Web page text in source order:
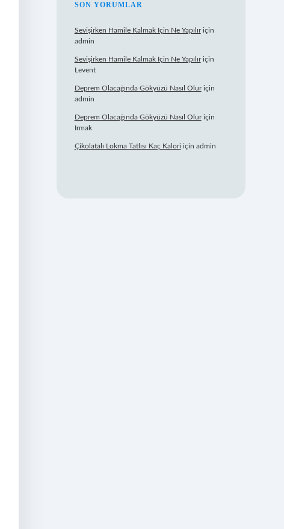
SON YORUMLAR
Sevişirken Hamile Kalmak Için Ne Yapılıriçin
admin
Sevişirken Hamile Kalmak Için Ne Yapılıriçin
Levent
Deprem Olacağında Gökyüzü Nasıl Oluriçin
admin
Deprem Olacağında Gökyüzü Nasıl Oluriçin
Irmak
Çikolatalı Lokma Tatlısı Kaç Kalori için admin